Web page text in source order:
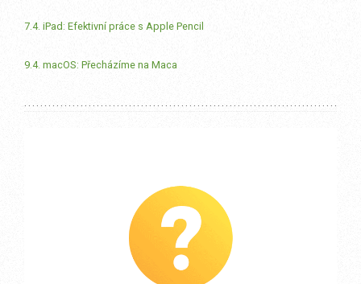
7.4. iPad: Efektivní práce s Apple Pencil
9.4. macOS: Přecházíme na Maca